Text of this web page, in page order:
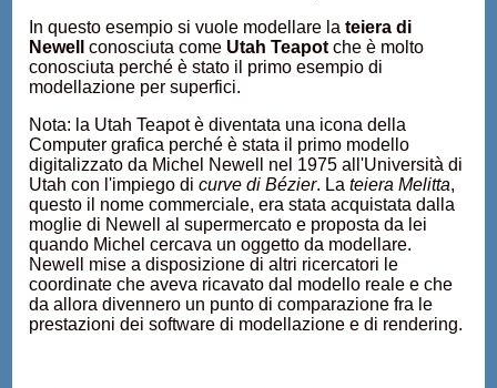
In questo esempio si vuole modellare lateiera di
Newell
conosciuta come Utah Teapot che è molto
conosciuta perché è stato il primo esempio di
modellazione per superfici.
Nota: la Utah Teapot è diventata una icona della
Computer grafica perché è stata il primo modello
digitalizzato da Michel Newell nel 1975 all'Università di
Utah con l'impiego dicurve di Bézier. Lateiera Melitta,
questo il nome commerciale, era stata acquistata dalla
moglie di Newell al supermercato e proposta da lei
quando Michel cercava un oggetto da modellare.
Newell mise a disposizione di altri ricercatori le
coordinate che aveva ricavato dal modello reale e che
da allora divennero un punto di comparazione fra le
prestazioni dei software di modellazione e di rendering.